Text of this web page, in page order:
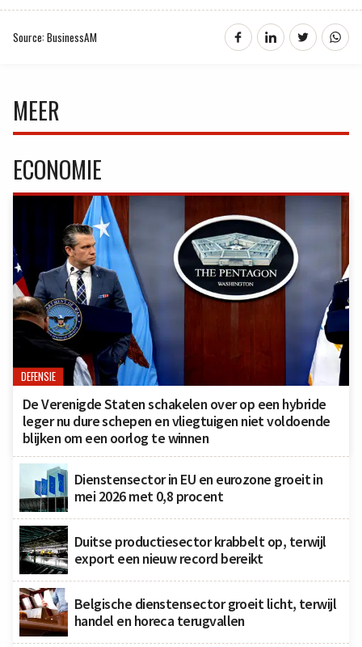
Source: BusinessAM
MEER
ECONOMIE
DEFENSIE
De Verenigde Staten schakelen over op een hybride
leger nu dure schepen en vliegtuigen niet voldoende
blijken om een oorlog te winnen
Dienstensector in EU en eurozone groeit in
mei 2026 met 0,8 procent
Duitse productiesector krabbelt op, terwijl
export een nieuw record bereikt
Belgische dienstensector groeit licht, terwijl
handel en horeca terugvallen